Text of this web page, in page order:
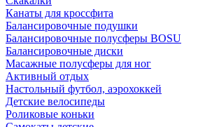
Канаты для кроссфита
Балансировочные подушки
Балансировочные полусферы BOSU
Балансировочные диски
Масажные полусферы для ног
Активный отдых
Настольный футбол, аэрохоккей
Детские велосипеды
Роликовые коньки